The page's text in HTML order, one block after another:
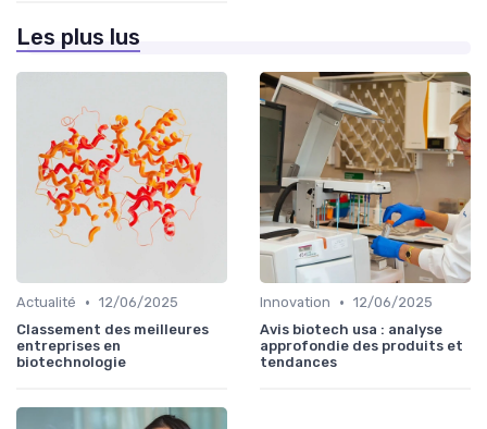
Les plus lus
Actualité • 12/06/2025
Classement des meilleures
entreprises en
biotechnologie
Innovation • 12/06/2025
Avis biotech usa : analyse
approfondie des produits et
tendances